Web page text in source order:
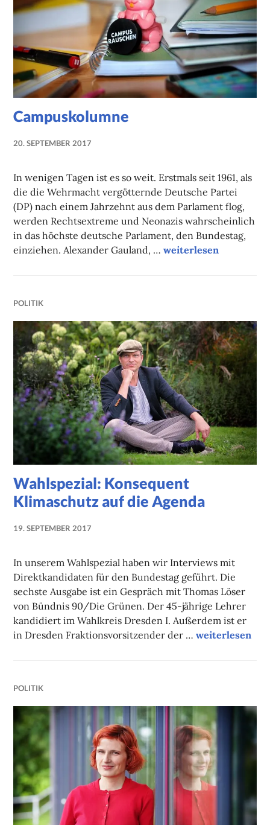
Campuskolumne
20. SEPTEMBER 2017
In wenigen Tagen ist es so weit. Erstmals seit 1961, als
die die Wehrmacht vergötternde Deutsche Partei
(DP) nach einem Jahrzehnt aus dem Parlament flog,
werden Rechtsextreme und Neonazis wahrscheinlich
in das höchste deutsche Parlament, den Bundestag,
einziehen. Alexander Gauland, …Campuskolumne
weiterlesen
POLITIK
Wahlspezial: Konsequent
Klimaschutz auf die Agenda
19. SEPTEMBER 2017
In unserem Wahlspezial haben wir Interviews mit
Direktkandidaten für den Bundestag geführt. Die
sechste Ausgabe ist ein Gespräch mit Thomas Löser
von Bündnis 90/Die Grünen. Der 45-jährige Lehrer
kandidiert im Wahlkreis Dresden I. Außerdem ist er
in Dresden Fraktionsvorsitzender der …Wahlspezial:
weiterlesen
POLITIK